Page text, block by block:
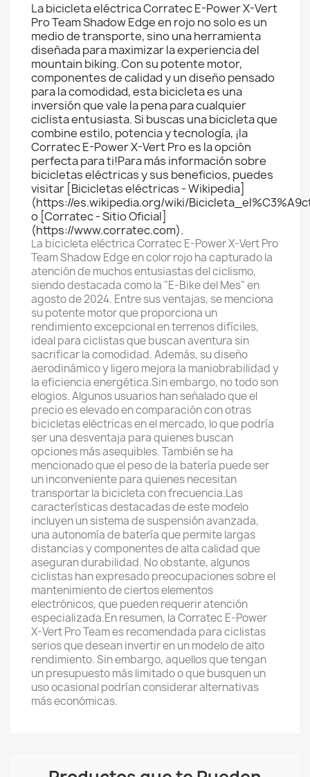
La bicicleta eléctrica Corratec E-Power X-Vert
Pro Team Shadow Edge en rojo no solo es un
medio de transporte, sino una herramienta
diseñada para maximizar la experiencia del
mountain biking. Con su potente motor,
componentes de calidad y un diseño pensado
para la comodidad, esta bicicleta es una
inversión que vale la pena para cualquier
ciclista entusiasta. Si buscas una bicicleta que
combine estilo, potencia y tecnología, ¡la
Corratec E-Power X-Vert Pro es la opción
perfecta para ti!Para más información sobre
bicicletas eléctricas y sus beneficios, puedes
visitar [Bicicletas eléctricas - Wikipedia]
(https://es.wikipedia.org/wiki/
o [Corratec - Sitio Oficial]
(https://www.corratec.com).
La bicicleta eléctrica Corratec E-Power X-Vert Pro
Team Shadow Edge en color rojo ha capturado la
atención de muchos entusiastas del ciclismo,
siendo destacada como la "E-Bike del Mes" en
agosto de 2024. Entre sus ventajas, se menciona
su potente motor que proporciona un
rendimiento excepcional en terrenos difíciles,
ideal para ciclistas que buscan aventura sin
sacrificar la comodidad. Además, su diseño
aerodinámico y ligero mejora la maniobrabilidad y
la eficiencia energética.Sin embargo, no todo son
elogios. Algunos usuarios han señalado que el
precio es elevado en comparación con otras
bicicletas eléctricas en el mercado, lo que podría
ser una desventaja para quienes buscan
opciones más asequibles. También se ha
mencionado que el peso de la batería puede ser
un inconveniente para quienes necesitan
transportar la bicicleta con frecuencia.Las
características destacadas de este modelo
incluyen un sistema de suspensión avanzada,
una autonomía de batería que permite largas
distancias y componentes de alta calidad que
aseguran durabilidad. No obstante, algunos
ciclistas han expresado preocupaciones sobre el
mantenimiento de ciertos elementos
electrónicos, que pueden requerir atención
especializada.En resumen, la Corratec E-Power
X-Vert Pro Team es recomendada para ciclistas
serios que desean invertir en un modelo de alto
rendimiento. Sin embargo, aquellos que tengan
un presupuesto más limitado o que busquen un
uso ocasional podrían considerar alternativas
más económicas.